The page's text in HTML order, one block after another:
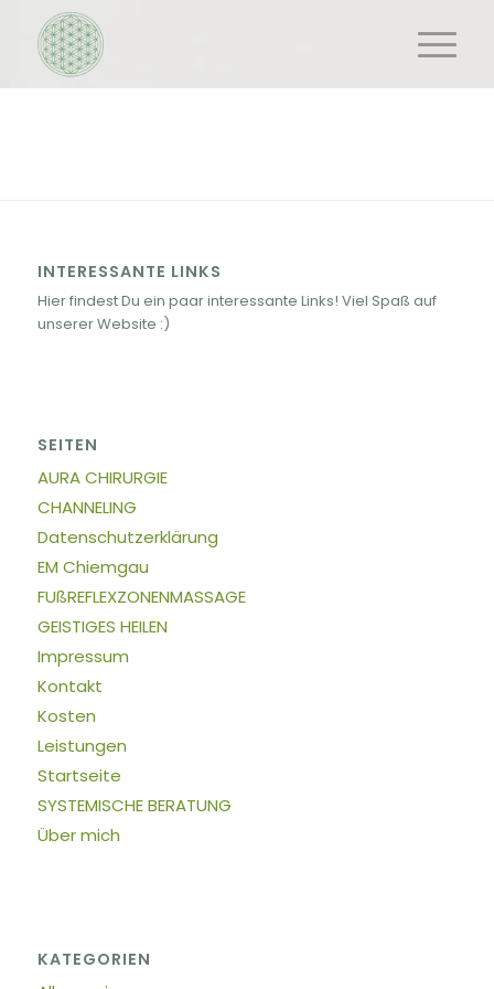
INTERESSANTE LINKS
Hier findest Du ein paar interessante Links! Viel Spaß auf
unserer Website :)
SEITEN
AURA CHIRURGIE
CHANNELING
Datenschutzerklärung
EM Chiemgau
FUßREFLEXZONENMASSAGE
GEISTIGES HEILEN
Impressum
Kontakt
Kosten
Leistungen
Startseite
SYSTEMISCHE BERATUNG
Über mich
KATEGORIEN